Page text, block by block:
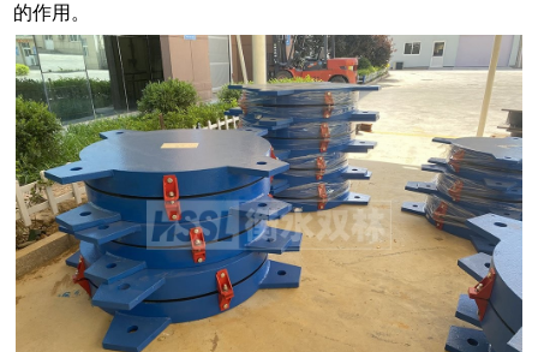
的作用。